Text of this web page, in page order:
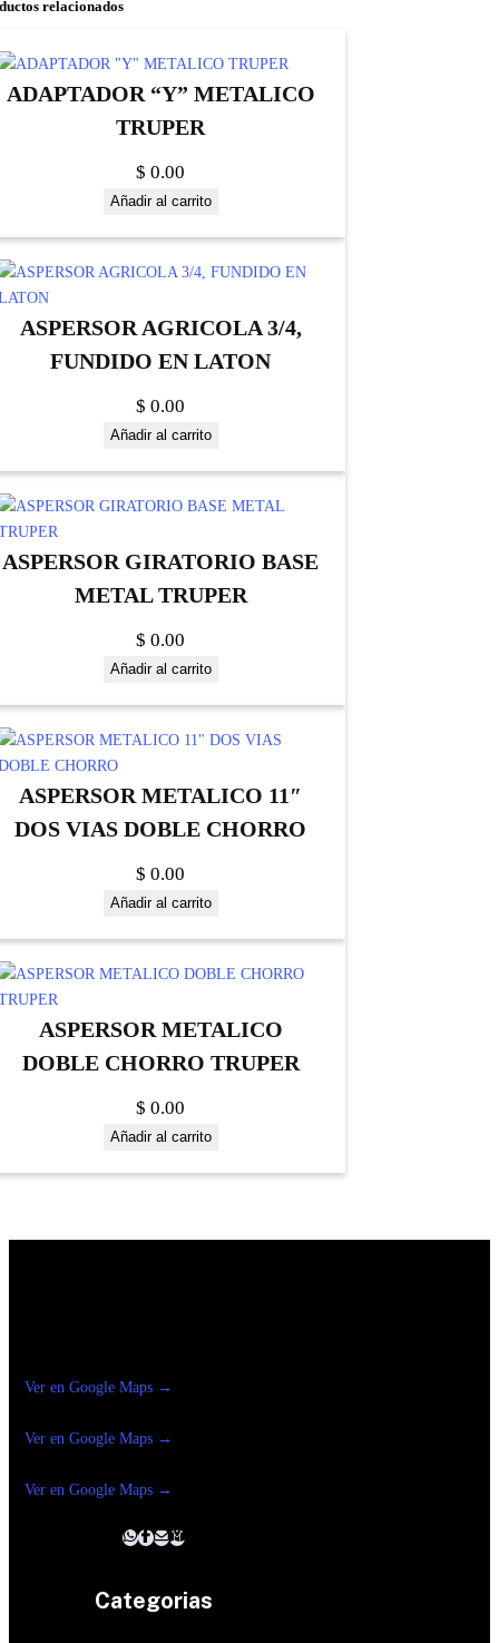
relacionados
ADAPTADOR “Y” METALICO
TRUPER
$ 0.00
Añadir al carrito
ASPERSOR AGRICOLA 3/4,
FUNDIDO EN LATON
$ 0.00
Añadir al carrito
ASPERSOR GIRATORIO BASE
METAL TRUPER
$ 0.00
Añadir al carrito
ASPERSOR METALICO 11″
DOS VIAS DOBLE CHORRO
$ 0.00
Añadir al carrito
ASPERSOR METALICO
DOBLE CHORRO TRUPER
$ 0.00
Añadir al carrito
Ver en Google Maps →
Ver en Google Maps →
Ver en Google Maps →
Categorias